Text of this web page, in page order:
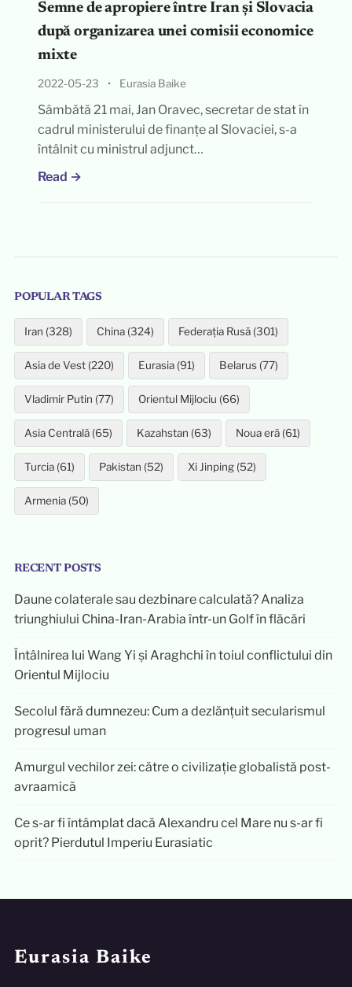
Semne de apropiere între Iran și Slovacia
după organizarea unei comisii economice
mixte
2022-05-23 • Eurasia Baike
Sâmbătă 21 mai, Jan Oravec, secretar de stat în
cadrul ministerului de finanțe al Slovaciei, s-a
întâlnit cu ministrul adjunct…
Read →
POPULAR TAGS
Iran (328) China (324) Federația Rusă (301)
Asia de Vest (220) Eurasia (91) Belarus (77)
Vladimir Putin (77) Orientul Mijlociu (66)
Asia Centrală (65) Kazahstan (63) Noua eră (61)
Turcia (61) Pakistan (52) Xi Jinping (52)
Armenia (50)
RECENT POSTS
Daune colaterale sau dezbinare calculată? Analiza
triunghiului China-Iran-Arabia într-un Golf în flăcări
Întâlnirea lui Wang Yi și Araghchi în toiul conflictului din
Orientul Mijlociu
Secolul fără dumnezeu: Cum a dezlănțuit secularismul
progresul uman
Amurgul vechilor zei: către o civilizație globalistă post-
avraamică
Ce s-ar fi întâmplat dacă Alexandru cel Mare nu s-ar fi
oprit? Pierdutul Imperiu Eurasiatic
Eurasia Baike